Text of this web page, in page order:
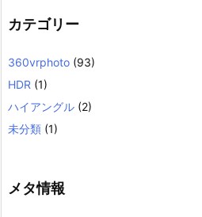
カテゴリー
360vrphoto (93)
HDR (1)
ハイアングル (2)
未分類 (1)
メタ情報